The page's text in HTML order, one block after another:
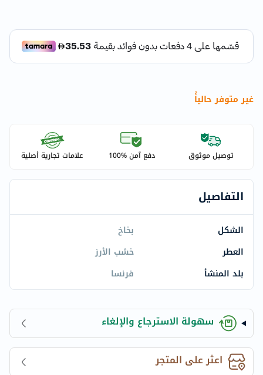
غير متوفر حالياًً
توصيل موثوق دفع آمن %100 علامات تجارية أصلية
التفاصيل
الشكل
بخاخ
العطر
خشب الأرز
بلد المنشأ
فرنسا
سهولة الاسترجاع والإلغاء
اعثر على المتجر